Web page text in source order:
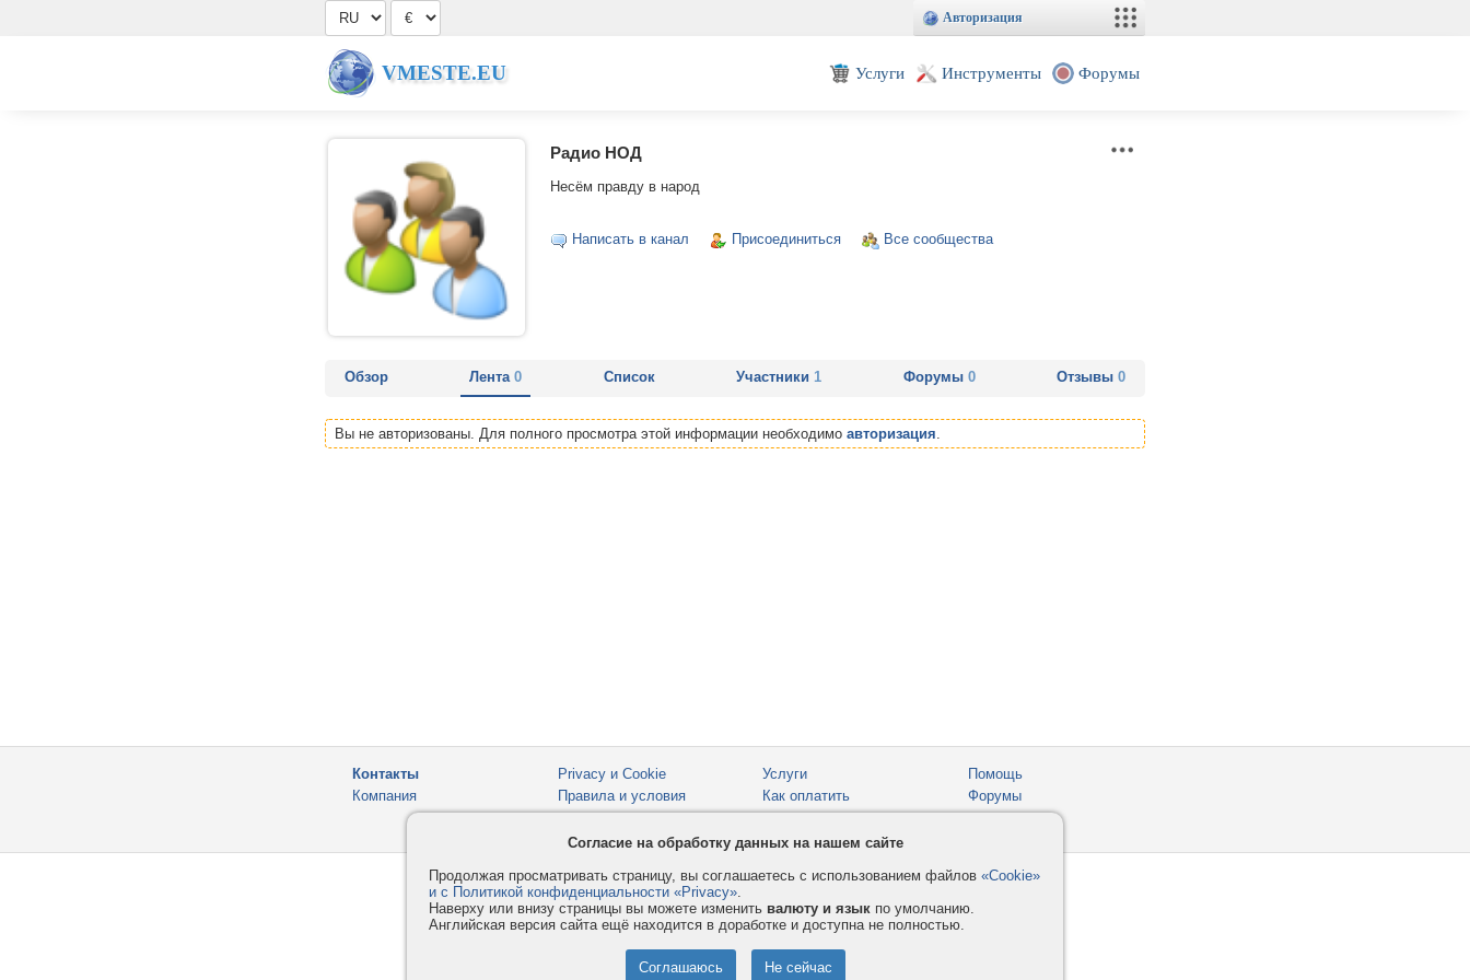
Авторизация
VMESTE.EU Услуги Инструменты Форумы
Радио НОД
Несём правду в народ
Написать в канал Присоединиться Все сообщества
Обзор Лента0 Список Участники1 Форумы 0 Отзывы 0
Вы не авторизованы. Для полного просмотра этой информации необходимо авторизация.
Контакты
Компания
Privacy и Cookie
Правила и условия
Услуги
Как оплатить
Помощь
Форумы
Согласие на обработку данных на нашем сайте
Продолжая просматривать страницу, вы соглашаетесь с использованием файлов «Cookie»
и с Политикой конфиденциальности «Privacy».
Наверху или внизу страницы вы можете изменить валюту и язык по умолчанию.
Английская версия сайта ещё находится в доработке и доступна не полностью.